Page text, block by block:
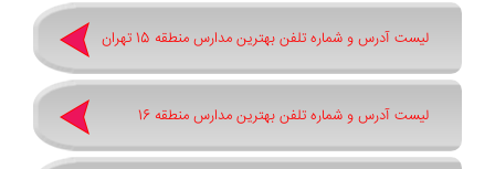
لیست آدرس و شماره تلفن بهترین مدارس منطقه 15 تهران
لیست آدرس و شماره تلفن بهترین مدارس منطقه 16